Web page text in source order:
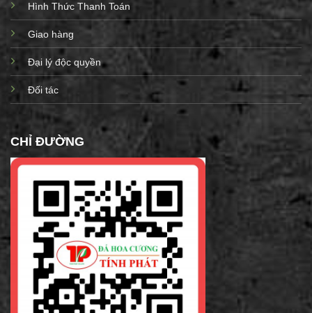
Hình Thức Thanh Toán
Giao hàng
Đại lý độc quyền
Đối tác
CHỈ ĐƯỜNG